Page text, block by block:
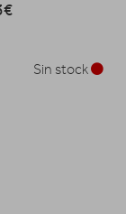
Sin stock